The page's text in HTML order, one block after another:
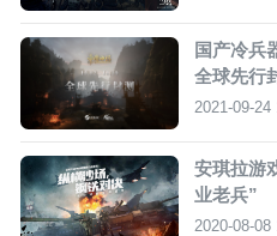
国产冷兵
全球先行
2021-09-24
安琪拉游
业老兵”
2020-08-08